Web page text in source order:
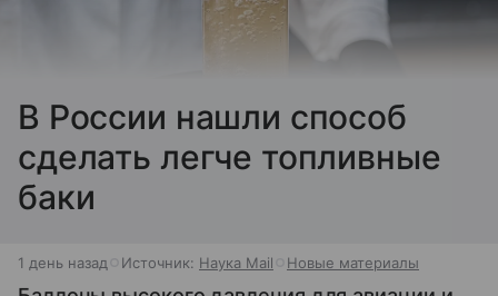
В России нашли способ
сделать легче топливные
баки
1 день назад Источник: Наука Mail Новые материалы